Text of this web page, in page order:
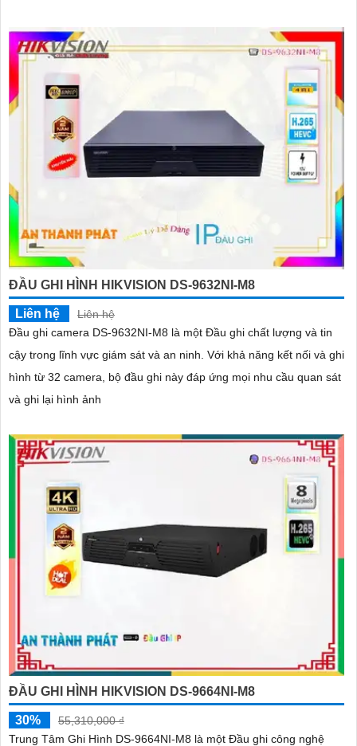
ĐẦU GHI HÌNH HIKVISION DS-9632NI-M8
Liên hệ
Liên hệ
Đầu ghi camera DS-9632NI-M8 là một Đầu ghi chất lượng và tin
cậy trong lĩnh vực giám sát và an ninh. Với khả năng kết nối và ghi
hình từ 32 camera, bộ đầu ghi này đáp ứng mọi nhu cầu quan sát
và ghi lại hình ảnh
ĐẦU GHI HÌNH HIKVISION DS-9664NI-M8
30%
55,310,000 ₫
Trung Tâm Ghi Hình DS-9664NI-M8 là một Đầu ghi công nghệ